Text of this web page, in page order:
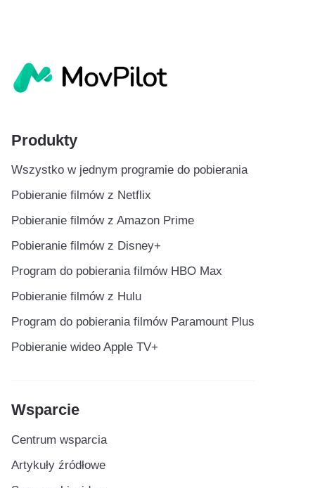
Produkty
Wszystko w jednym programie do pobierania
Pobieranie filmów z Netflix
Pobieranie filmów z Amazon Prime
Pobieranie filmów z Disney+
Program do pobierania filmów HBO Max
Pobieranie filmów z Hulu
Program do pobierania filmów Paramount Plus
Pobieranie wideo Apple TV+
Wsparcie
Centrum wsparcia
Artykuły źródłowe